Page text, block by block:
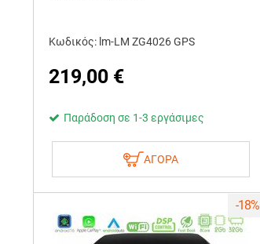
Κωδικός: lm-LM ZG4026 GPS
219,00 €
Παράδοση σε 1-3 εργάσιμες
ΑΓΟΡΑ
-18%